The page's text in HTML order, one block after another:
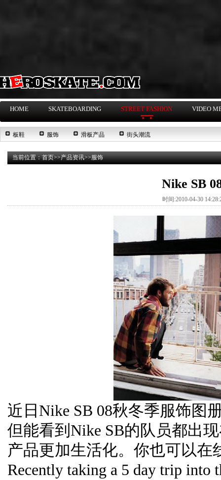
HOME SKATEBOARDING STREET FASHION VIDEO
板鞋 服饰 滑板产品 街头潮流
当前位置：首页>>产品资讯>>服饰
Nike SB
时间:2010-04-30
近日Nike SB 08秋冬季服饰图
但能看到Nike SB的队员都出
产品更加生活化。你也可以在
Recently taking a 5 day trip into